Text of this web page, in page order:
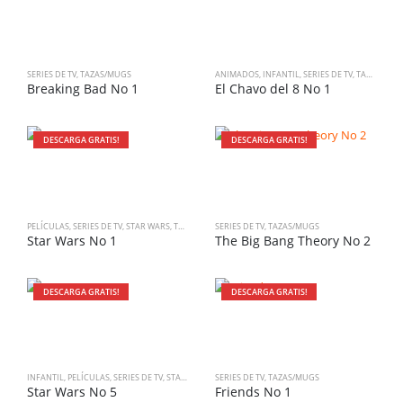
SERIES DE TV,TAZAS/MUGS
Breaking Bad No 1
ANIMADOS, INFANTIL,SERIES DE TV,TAZAS/MUGS
El Chavo del 8 No 1
DESCARGA GRATIS!
PELÍCULAS SERIES DE TV STAR WARS TAZAS/MUGS
Star Wars No 1
DESCARGA GRATIS!
SERIES DE TV TAZAS/MUGS
The Big Bang Theory No 2
DESCARGA GRATIS!
INFANTIL, PELÍCULAS,SERIES DE TV,STAR WARS TAZAS/MUGS
Star Wars No 5
DESCARGA GRATIS!
SERIES DE TV,TAZAS/MUGS
Friends No 1